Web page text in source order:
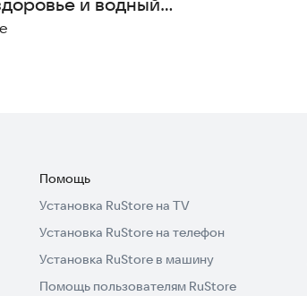
Помощь
Установка RuStore на TV
Установка RuStore на телефон
Установка RuStore в машину
Помощь пользователям RuStore